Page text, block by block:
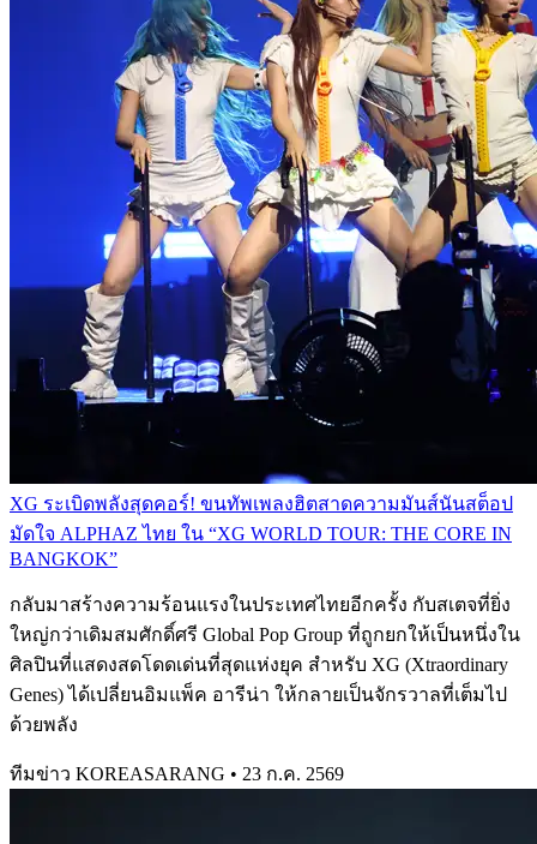
XG ระเบิดพลังสุดคอร์! ขนทัพเพลงฮิตสาดความมันส์นันสต็อป
มัดใจ ALPHAZ ไทย ใน “XG WORLD TOUR: THE CORE IN
BANGKOK”
กลับมาสร้างความร้อนแรงในประเทศไทยอีกครั้ง กับสเตจที่ยิ่ง
ใหญ่กว่าเดิมสมศักดิ์ศรี Global Pop Group ที่ถูกยกให้เป็นหนึ่งใน
ศิลปินที่แสดงสดโดดเด่นที่สุดแห่งยุค สำหรับ XG (Xtraordinary
Genes) ได้เปลี่ยนอิมแพ็ค อารีน่า ให้กลายเป็นจักรวาลที่เต็มไป
ด้วยพลัง
ทีมข่าว KOREASARANG • 23 ก.ค. 2569